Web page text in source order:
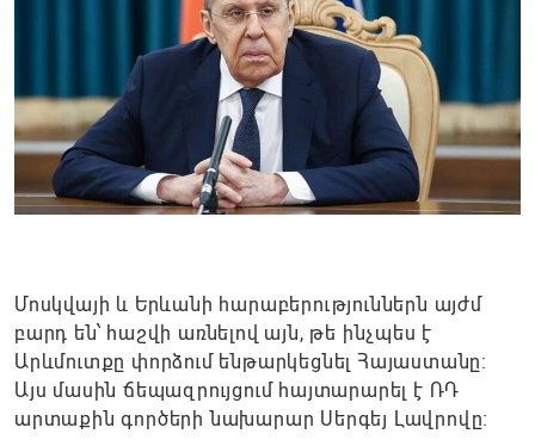
Մոսկվայի և Երևանի հարաբերություններն այժմ
բարդ են՝ հաշվի առնելով այն, թե ինչպես է
Արևմուտքը փորձում ենթարկեցնել Հայաստանը։
Այս մասին ճեպազրույցում հայտարարել է ՌԴ
արտաքին գործերի նախարար Սերգեյ Լավրովը։